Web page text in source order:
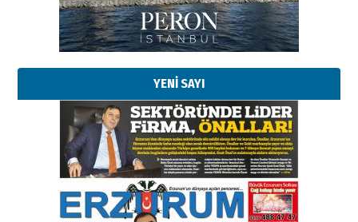
YENİ SAYI
Kadir SABUNCUOĞLU
Erzurumspor’un köşe taşları
29 Haziran 2026 Pazartesi
Kenan GÜLERCİ
Murat Şahsuvaroğlu ERKON’da
çıtayı yukarı taşırken,
yönetimdekiler aşağı
çekmemeli!
17 Şubat 2026 SalıOrhan BOZKURT
Bir fotoğraf, bir şehir, bir
gazeteci… Dizginler kimin
elinde?